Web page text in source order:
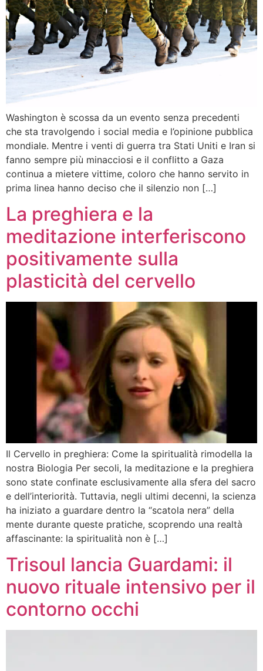
Washington è scossa da un evento senza precedenti
che sta travolgendo i social media e l’opinione pubblica
mondiale. Mentre i venti di guerra tra Stati Uniti e Iran si
fanno sempre più minacciosi e il conflitto a Gaza
continua a mietere vittime, coloro che hanno servito in
prima linea hanno deciso che il silenzio non […]
La preghiera e la
meditazione interferiscono
positivamente sulla
plasticità del cervello
Il Cervello in preghiera: Come la spiritualità rimodella la
nostra Biologia Per secoli, la meditazione e la preghiera
sono state confinate esclusivamente alla sfera del sacro
e dell’interiorità. Tuttavia, negli ultimi decenni, la scienza
ha iniziato a guardare dentro la “scatola nera” della
mente durante queste pratiche, scoprendo una realtà
affascinante: la spiritualità non è […]
Trisoul lancia Guardami: il
nuovo rituale intensivo per il
contorno occhi